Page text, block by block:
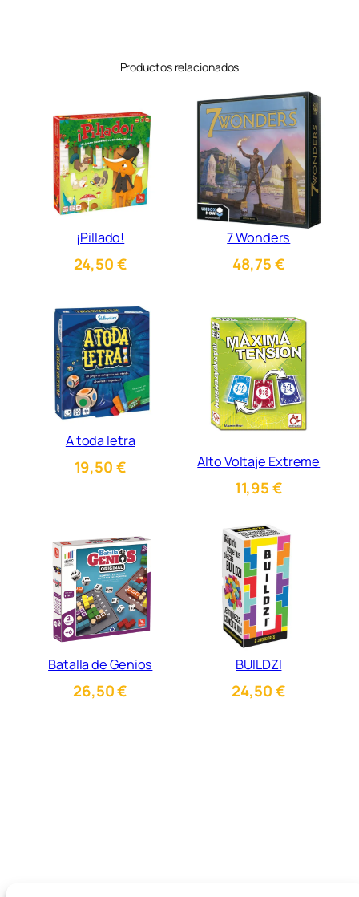
Productos relacionados
¡Pillado!
24,50€
7 Wonders
48,75€
A toda letra
19,50€ Alto Voltaje Extreme
11,95€
Batalla de Genios
26,50€
BUILDZI
24,50€